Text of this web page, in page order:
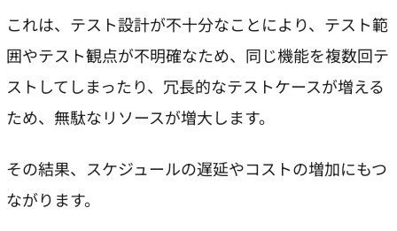
これは、テスト設計が不十分なことにより、テスト範
囲やテスト観点が不明確なため、同じ機能を複数回テ
ストしてしまったり、冗長的なテストケースが増える
ため、無駄なリソースが増大します。
その結果、スケジュールの遅延やコストの増加にもつ
ながります。